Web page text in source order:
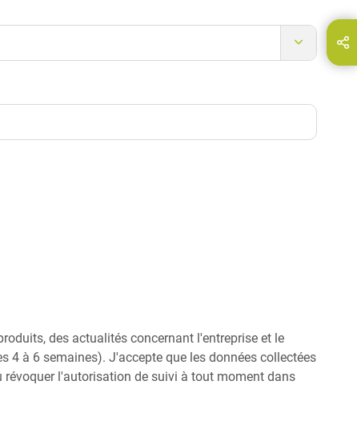
E-Mail
des actualités concernant l'entreprise et le
4 à 6 semaines). J'accepte que les données collectées
l'autorisation de suivi à tout moment dans